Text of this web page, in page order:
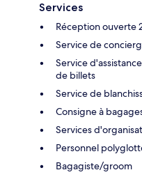
Services
Réception ouverte
Service de
Service
de billets
Service de
Consigne à
Services
Personnel
Bagagiste/groom